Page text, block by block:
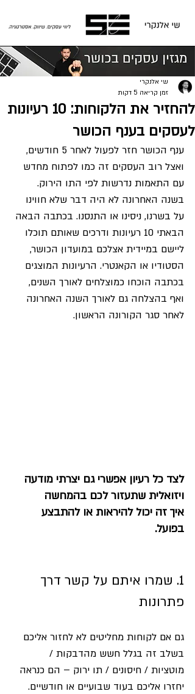
פוסט
להחזיר את הלקוחות: 10 רעיונות
לעסקים בענף הכושר
שי אלנקרי
זמן קריאה 5 דקות
ענף הכושר חזר לפעול לאחר 5 חודשים,
ואצל רוב העסקים זה כמו לפתוח מחדש
עם התאמות נדרשות לפי התו הירוק.
בשנה האחרונה לא היה דבר שלא חווינו
על בשרנו, ניסינו או התנסנו. בכתבה הבאה
הבאתי 10 רעיונות ודרכים שאותם תוכלו
ליישם במיידית אצלכם במועדון הכושר,
הסטודיו או הקאנטרי. הרעיונות המוצגים
בכתבה הוכחו כמוצלחים לאורך השנים,
ואף בהצלחה גם לאורך השנה האחרונה
לאחר סגר הקורונה הראשון.
לצד כל רעיון אפשרי גם יצרתי מודעה
ויזואלית שתעזור לכם בהמחשה
איך זה יכול להיראות או להתבצע
בפועל.
1. שמרו איתם על קשר דרך
פתרונות
גם אם לקוחות מחליטים לא לחזור אליכם
בשלב זה בגלל חשש מהדבקות /
מוטציות / חיסונים / תו ירוק – הם כנראה
יחזרו אליכם בעוד שבועיים או חודשיים.